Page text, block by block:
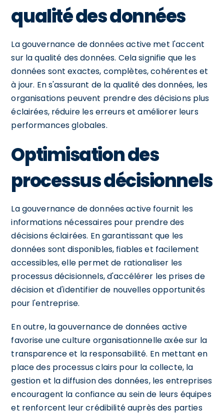
qualité des données
La gouvernance de données active met l'accent
sur la qualité des données. Cela signifie que les
données sont exactes, complètes, cohérentes et
à jour. En s'assurant de la qualité des données, les
organisations peuvent prendre des décisions plus
éclairées, réduire les erreurs et améliorer leurs
performances globales.
Optimisation des
processus décisionnels
La gouvernance de données active fournit les
informations nécessaires pour prendre des
décisions éclairées. En garantissant que les
données sont disponibles, fiables et facilement
accessibles, elle permet de rationaliser les
processus décisionnels, d'accélérer les prises de
décision et d'identifier de nouvelles opportunités
pour l'entreprise.
En outre, la gouvernance de données active
favorise une culture organisationnelle axée sur la
transparence et la responsabilité. En mettant en
place des processus clairs pour la collecte, la
gestion et la diffusion des données, les entreprises
encouragent la confiance au sein de leurs équipes
et renforcent leur crédibilité auprès des parties